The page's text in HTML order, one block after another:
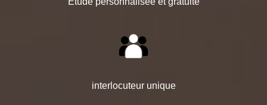
interlocuteur unique